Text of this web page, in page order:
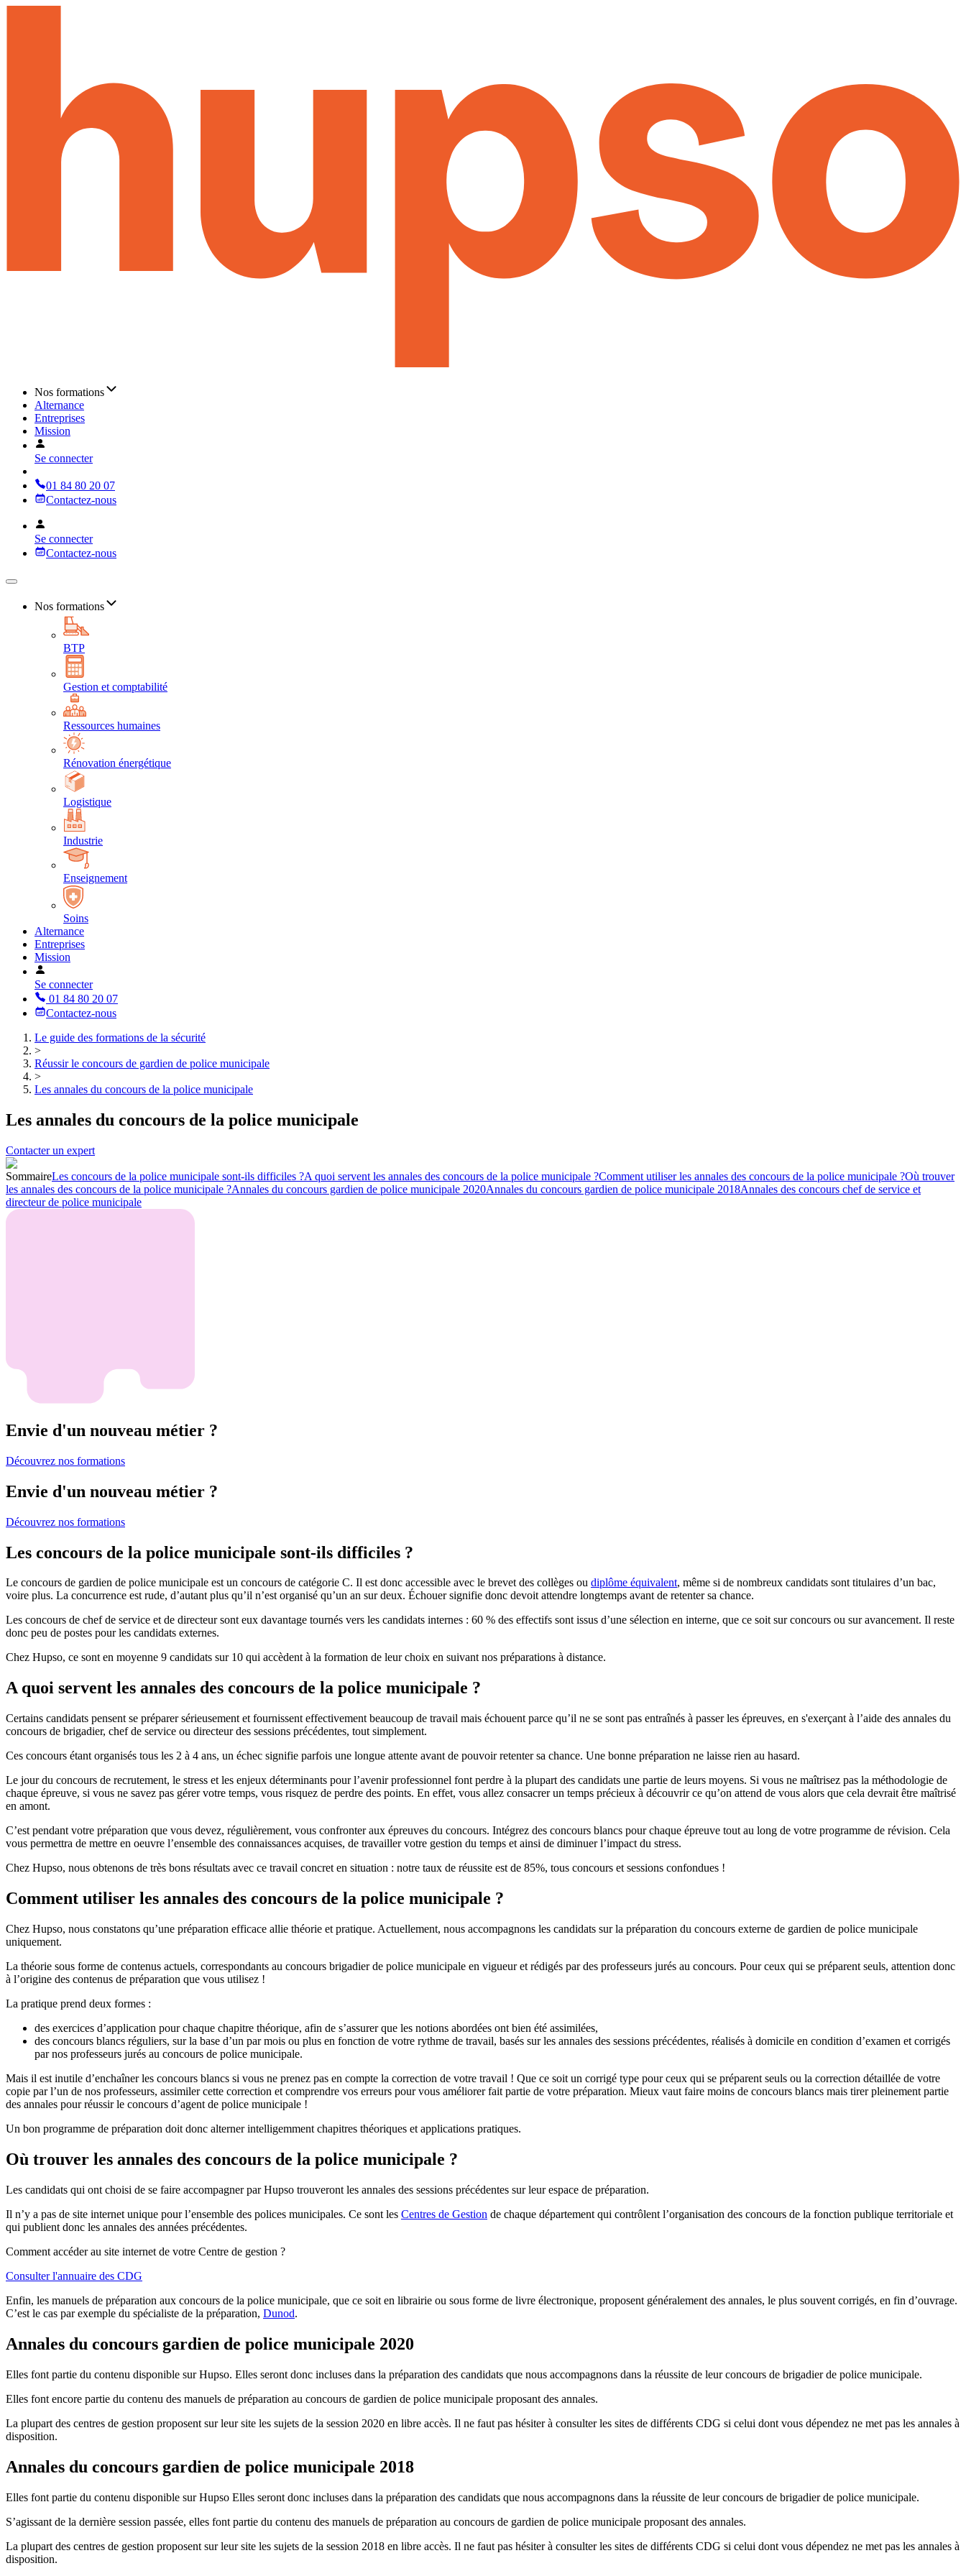
Nos formations
Alternance
Entreprises
Mission
Se connecter
01 84 80 20 07
Contactez-nous
Se connecter
Contactez-nous
Nos formations
BTP
Gestion et comptabilité
Ressources humaines
Rénovation énergétique
Logistique
Industrie
Enseignement
Soins
Alternance
Entreprises
Mission
Se connecter
01 84 80 20 07
Contactez-nous
Le guide des formations de la sécurité
>
Réussir le concours de gardien de police municipale
>
Les annales du concours de la police municipale
Les annales du concours de la police municipale
Contacter un expert
SommaireLes concours de la police municipale sont-ils difficiles ?A quoi servent les annales des concours de la police municipale ?Comment utiliser les annales des concours de la police municipale ?Où trouver
les annales des concours de la police municipale ?Annales du concours gardien de police municipale 2020Annales du concours gardien de police municipale 2018Annales des concours chef de service et
directeur de police municipale
Envie d'un nouveau métier ?
Découvrez nos formations
Envie d'un nouveau métier ?
Découvrez nos formations
Les concours de la police municipale sont-ils difficiles ?
Le concours de gardien de police municipale est un concours de catégorie C. Il est donc accessible avec le brevet des collèges ou diplôme équivalent, même si de nombreux candidats sont titulaires d’un bac,
voire plus. La concurrence est rude, d’autant plus qu’il n’est organisé qu’un an sur deux. Échouer signifie donc devoit attendre longtemps avant de retenter sa chance.
Les concours de chef de service et de directeur sont eux davantage tournés vers les candidats internes : 60 % des effectifs sont issus d’une sélection en interne, que ce soit sur concours ou sur avancement. Il reste
donc peu de postes pour les candidats externes.
Chez Hupso, ce sont en moyenne 9 candidats sur 10 qui accèdent à la formation de leur choix en suivant nos préparations à distance.
A quoi servent les annales des concours de la police municipale ?
Certains candidats pensent se préparer sérieusement et fournissent effectivement beaucoup de travail mais échouent parce qu’il ne se sont pas entraînés à passer les épreuves, en s'exerçant à l’aide des annales du
concours de brigadier, chef de service ou directeur des sessions précédentes, tout simplement.
Ces concours étant organisés tous les 2 à 4 ans, un échec signifie parfois une longue attente avant de pouvoir retenter sa chance. Une bonne préparation ne laisse rien au hasard.
Le jour du concours de recrutement, le stress et les enjeux déterminants pour l’avenir professionnel font perdre à la plupart des candidats une partie de leurs moyens. Si vous ne maîtrisez pas la méthodologie de
chaque épreuve, si vous ne savez pas gérer votre temps, vous risquez de perdre des points. En effet, vous allez consacrer un temps précieux à découvrir ce qu’on attend de vous alors que cela devrait être maîtrisé
en amont.
C’est pendant votre préparation que vous devez, régulièrement, vous confronter aux épreuves du concours. Intégrez des concours blancs pour chaque épreuve tout au long de votre programme de révision. Cela
vous permettra de mettre en oeuvre l’ensemble des connaissances acquises, de travailler votre gestion du temps et ainsi de diminuer l’impact du stress.
Chez Hupso, nous obtenons de très bons résultats avec ce travail concret en situation : notre taux de réussite est de 85%, tous concours et sessions confondues !
Comment utiliser les annales des concours de la police municipale ?
Chez Hupso, nous constatons qu’une préparation efficace allie théorie et pratique. Actuellement, nous accompagnons les candidats sur la préparation du concours externe de gardien de police municipale
uniquement.
La théorie sous forme de contenus actuels, correspondants au concours brigadier de police municipale en vigueur et rédigés par des professeurs jurés au concours. Pour ceux qui se préparent seuls, attention donc
à l’origine des contenus de préparation que vous utilisez !
La pratique prend deux formes :
des exercices d’application pour chaque chapitre théorique, afin de s’assurer que les notions abordées ont bien été assimilées,
des concours blancs réguliers, sur la base d’un par mois ou plus en fonction de votre rythme de travail, basés sur les annales des sessions précédentes, réalisés à domicile en condition d’examen et corrigés
par nos professeurs jurés au concours de police municipale.
Mais il est inutile d’enchaîner les concours blancs si vous ne prenez pas en compte la correction de votre travail ! Que ce soit un corrigé type pour ceux qui se préparent seuls ou la correction détaillée de votre
copie par l’un de nos professeurs, assimiler cette correction et comprendre vos erreurs pour vous améliorer fait partie de votre préparation. Mieux vaut faire moins de concours blancs mais tirer pleinement partie
des annales pour réussir le concours d’agent de police municipale !
Un bon programme de préparation doit donc alterner intelligemment chapitres théoriques et applications pratiques.
Où trouver les annales des concours de la police municipale ?
Les candidats qui ont choisi de se faire accompagner par Hupso trouveront les annales des sessions précédentes sur leur espace de préparation.
Il n’y a pas de site internet unique pour l’ensemble des polices municipales. Ce sont les Centres de Gestion de chaque département qui contrôlent l’organisation des concours de la fonction publique territoriale et
qui publient donc les annales des années précédentes.
Comment accéder au site internet de votre Centre de gestion ?
Consulter l'annuaire des CDG
Enfin, les manuels de préparation aux concours de la police municipale, que ce soit en librairie ou sous forme de livre électronique, proposent généralement des annales, le plus souvent corrigés, en fin d’ouvrage.
C’est le cas par exemple du spécialiste de la préparation, Dunod.
Annales du concours gardien de police municipale 2020
Elles font partie du contenu disponible sur Hupso. Elles seront donc incluses dans la préparation des candidats que nous accompagnons dans la réussite de leur concours de brigadier de police municipale.
Elles font encore partie du contenu des manuels de préparation au concours de gardien de police municipale proposant des annales.
La plupart des centres de gestion proposent sur leur site les sujets de la session 2020 en libre accès. Il ne faut pas hésiter à consulter les sites de différents CDG si celui dont vous dépendez ne met pas les annales à
disposition.
Annales du concours gardien de police municipale 2018
Elles font partie du contenu disponible sur Hupso Elles seront donc incluses dans la préparation des candidats que nous accompagnons dans la réussite de leur concours de brigadier de police municipale.
S’agissant de la dernière session passée, elles font partie du contenu des manuels de préparation au concours de gardien de police municipale proposant des annales.
La plupart des centres de gestion proposent sur leur site les sujets de la session 2018 en libre accès. Il ne faut pas hésiter à consulter les sites de différents CDG si celui dont vous dépendez ne met pas les annales à
disposition.